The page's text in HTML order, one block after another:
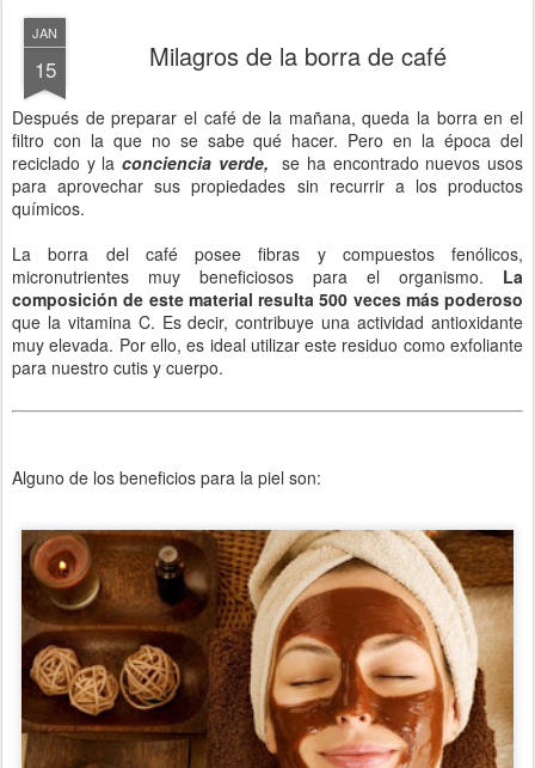
JAN
15 Milagros de la borra de café
Después de preparar el café de la mañana, queda la borra en el
filtro con la que no se sabe qué hacer. Pero en la época del
reciclado y laconciencia verde, se ha encontrado nuevos usos
para aprovechar sus propiedades sin recurrir a los productos
químicos.
La borra del café posee fibras y compuestos fenólicos,
micronutrientes muy beneficiosos para el organismo. La
composición de este material resulta 500 veces más poderoso
que la vitamina C. Es decir, contribuye una actividad antioxidante
muy elevada. Por ello, es ideal utilizar este residuo como exfoliante
para nuestro cutis y cuerpo.
Alguno de los beneficios para la piel son: